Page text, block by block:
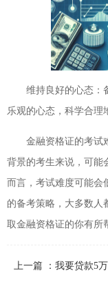
维持良好的心态：
乐观的心态，科学合理
金融资格证的考试
背景的考生来说，可能
而言，考试难度可能会
的备考策略，大多数人
取金融资格证的你有所
上一篇 ：我要贷款5